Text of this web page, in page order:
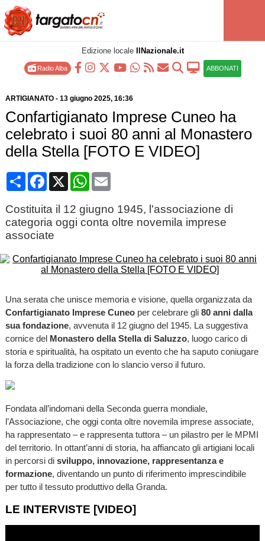
Edizione locale IlNazionale.it
Radio Alba ABBONATI
ARTIGIANATO- 13 giugno 2025, 16:36
Confartigianato Imprese Cuneo ha
celebrato i suoi 80 anni al Monastero
della Stella [FOTO E VIDEO]
CondividiFacebook
X WhatsApp
Email
Costituita il 12 giugno 1945, l'associazione di
categoria oggi conta oltre novemila imprese
associate
Una serata che unisce memoria e visione, quella organizzata da
Confartigianato Imprese Cuneoper celebrare gli 80 anni dalla
sua fondazione, avvenuta il 12 giugno del 1945. La suggestiva
cornice del Monastero della Stella di Saluzzo, luogo carico di
storia e spiritualità, ha ospitato un evento che ha saputo coniugare
la forza della tradizione con lo slancio verso il futuro.
Fondata all’indomani della Seconda guerra mondiale,
l’Associazione, che oggi conta oltre novemila imprese associate,
ha rappresentato – e rappresenta tuttora – un pilastro per le MPMI
del territorio. In ottant’anni di storia, ha affiancato gli artigiani locali
in percorsi di sviluppo, innovazione, rappresentanza e
formazione, diventando un punto di riferimento imprescindibile
per tutto il tessuto produttivo della Granda.
LE INTERVISTE [VIDEO]